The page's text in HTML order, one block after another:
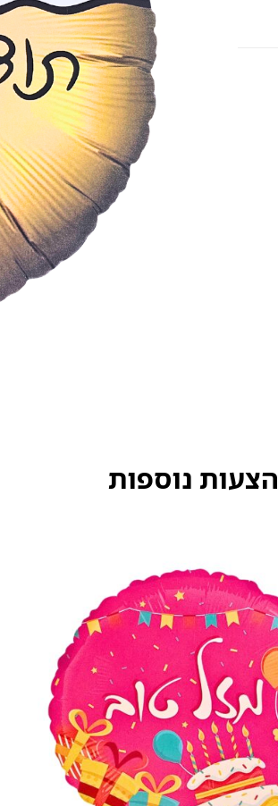
הצעות נוספות